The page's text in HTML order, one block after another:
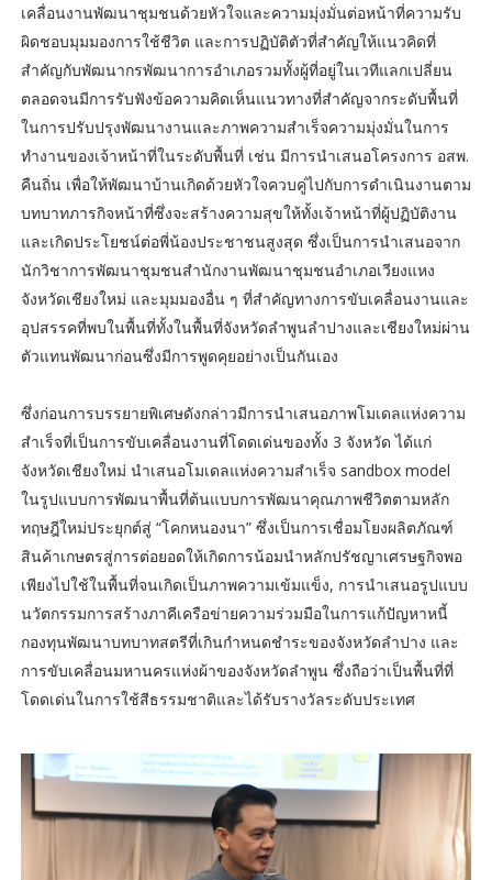
เคลื่อนงานพัฒนาชุมชนด้วยหัวใจและความมุ่งมั่นต่อหน้าที่ความรับ
ผิดชอบมุมมองการใช้ชีวิต และการปฏิบัติตัวที่สำคัญให้แนวคิดที่
สำคัญกับพัฒนากรพัฒนาการอำเภอรวมทั้งผู้ที่อยู่ในเวทีแลกเปลี่ยน
ตลอดจนมีการรับฟังข้อความคิดเห็นแนวทางที่สำคัญจากระดับพื้นที่
ในการปรับปรุงพัฒนางานและภาพความสำเร็จความมุ่งมั่นในการ
ทำงานของเจ้าหน้าที่ในระดับพื้นที่ เช่น มีการนำเสนอโครงการ อสพ.
คืนถิ่น เพื่อให้พัฒนาบ้านเกิดด้วยหัวใจควบคู่ไปกับการดำเนินงานตาม
บทบาทภารกิจหน้าที่ซึ่งจะสร้างความสุขให้ทั้งเจ้าหน้าที่ผู้ปฏิบัติงาน
และเกิดประโยชน์ต่อพี่น้องประชาชนสูงสุด ซึ่งเป็นการนำเสนอจาก
นักวิชาการพัฒนาชุมชนสำนักงานพัฒนาชุมชนอำเภอเวียงแหง
จังหวัดเชียงใหม่ และมุมมองอื่น ๆ ที่สำคัญทางการขับเคลื่อนงานและ
อุปสรรคที่พบในพื้นที่ทั้งในพื้นที่จังหวัดลำพูนลำปางและเชียงใหม่ผ่าน
ตัวแทนพัฒนาก่อนซึ่งมีการพูดคุยอย่างเป็นกันเอง
ซึ่งก่อนการบรรยายพิเศษดังกล่าวมีการนำเสนอภาพโมเดลแห่งความ
สำเร็จที่เป็นการขับเคลื่อนงานที่โดดเด่นของทั้ง 3 จังหวัด ได้แก่
จังหวัดเชียงใหม่ นำเสนอโมเดลแห่งความสำเร็จ sandbox model
ในรูปแบบการพัฒนาพื้นที่ต้นแบบการพัฒนาคุณภาพชีวิตตามหลัก
ทฤษฎีใหม่ประยุกต์สู่ “โคกหนองนา” ซึ่งเป็นการเชื่อมโยงผลิตภัณฑ์
สินค้าเกษตรสู่การต่อยอดให้เกิดการน้อมนำหลักปรัชญาเศรษฐกิจพอ
เพียงไปใช้ในพื้นที่จนเกิดเป็นภาพความเข้มแข็ง, การนำเสนอรูปแบบ
นวัตกรรมการสร้างภาคีเครือข่ายความร่วมมือในการแก้ปัญหาหนี้
กองทุนพัฒนาบทบาทสตรีที่เกินกำหนดชำระของจังหวัดลำปาง และ
การขับเคลื่อนมหานครแห่งผ้าของจังหวัดลำพูน ซึ่งถือว่าเป็นพื้นที่ที่
โดดเด่นในการใช้สีธรรมชาติและได้รับรางวัลระดับประเทศ